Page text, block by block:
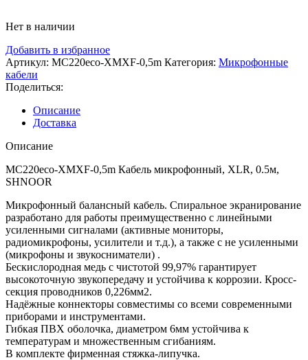
Нет в наличии
Добавить в избранное
Артикул: MC220eco-XMXF-0,5m Категория: Микрофонные
кабели
Поделиться:
Описание
Доставка
Описание
MC220eco-XMXF-0,5m Кабель микрофонный, XLR, 0.5м,
SHNOOR
Микрофонный балансный кабель. Спиральное экранирование
разработано для работы преимущественно с линейными
усиленными сигналами (активные мониторы,
радиомикрофоны, усилители и т.д.), а также с не усиленными
(микрофоны и звукосниматели) .
Бескислородная медь с чистотой 99,97% гарантирует
высокоточную звукопередачу и устойчива к коррозии. Кросс-
секция проводников 0,226мм2.
Надёжные коннекторы совместимы со всеми современными
приборами и инструментами.
Гибкая ПВХ оболочка, диаметром 6мм устойчива к
температурам и множественным сгибаниям.
В комплекте фирменная стяжка-липучка.